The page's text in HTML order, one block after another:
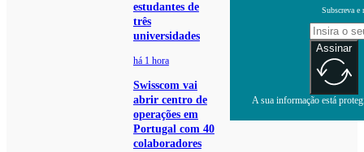
estudantes de
três
universidades
há 1 hora
Swisscom vai
abrir centro de
operações em
Portugal com 40
colaboradores
Subscreva e
Assinar
A sua informação está